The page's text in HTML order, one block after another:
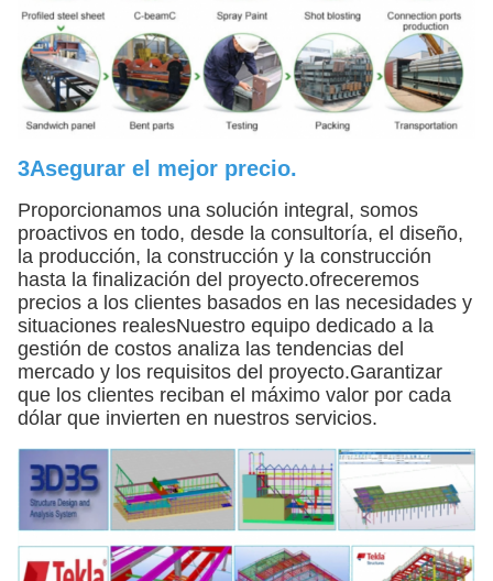
3Asegurar el mejor precio.
Proporcionamos una solución integral, somos
proactivos en todo, desde la consultoría, el diseño,
la producción, la construcción y la construcción
hasta la finalización del proyecto.ofreceremos
precios a los clientes basados en las necesidades y
situaciones realesNuestro equipo dedicado a la
gestión de costos analiza las tendencias del
mercado y los requisitos del proyecto.Garantizar
que los clientes reciban el máximo valor por cada
dólar que invierten en nuestros servicios.